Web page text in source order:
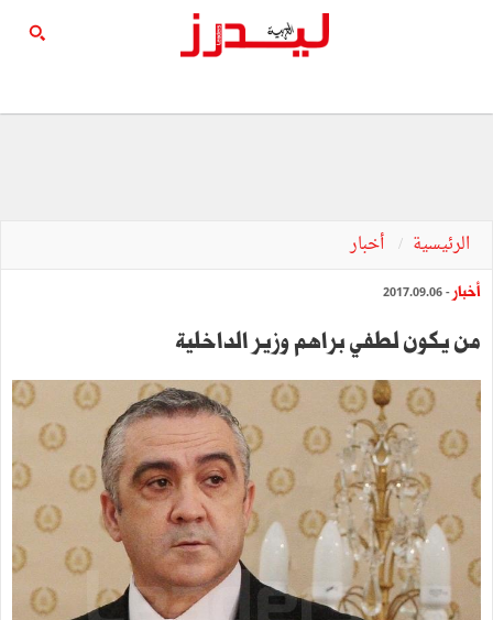
الرئيسية أخبار
أخبار - 2017.09.06
من يكون لطفي براهم وزير الداخلية